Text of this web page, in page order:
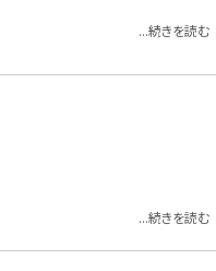
...続きを読む
...続きを読む